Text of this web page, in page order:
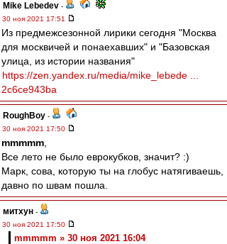
Mike Lebedev -
30 ноя 2021 17:51
Из предмежсезонной лирики сегодня "Москва
для москвичей и понаехавших" и "Базовская
улица, из истории названия"
https://zen.yandex.ru/media/mike_lebede ...
2c6ce943ba
RoughBoy -
30 ноя 2021 17:50
mmmmm
Все лето не было еврокубков, значит? :)
Марк, сова, которую ты на глобус натягиваешь,
давно по швам пошла.
митхун -
30 ноя 2021 17:50
mmmmm » 30 ноя 2021 16:04